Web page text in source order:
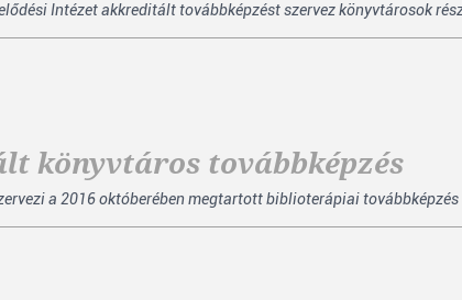
Intézet akkreditált továbbképzést szervez könyvtárosok
könyvtáros továbbképzés
a 2016 októberében megtartott biblioterápiai